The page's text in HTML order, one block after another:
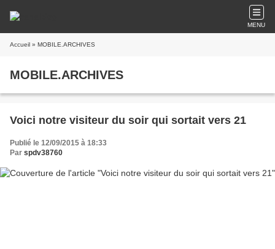
MENU
Accueil » MOBILE.ARCHIVES
MOBILE.ARCHIVES
Voici notre visiteur du soir qui sortait vers 21
Publié le 12/09/2015 à 18:33
Par spdv38760